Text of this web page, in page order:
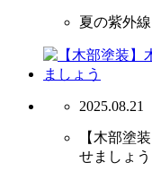
夏の紫外
2025.08.21
【木部塗
せましょう